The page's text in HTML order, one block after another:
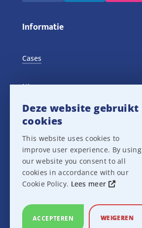
Informatie
Cases
Nieuws
Training Events
Privacy verklaring
Disclaimer
Deze website gebruikt
cookies
This website uses cookies to
improve user experience. By using
our website you consent to all
cookies in accordance with our
Cookie Policy. Lees meer
ACCEPTEREN WEIGEREN